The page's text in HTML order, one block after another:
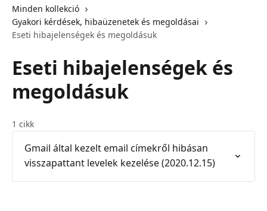
Minden kollekció
Gyakori kérdések, hibaüzenetek és megoldásai
Eseti hibajelenségek és megoldásuk
Eseti hibajelenségek és
megoldásuk
1 cikk
Gmail által kezelt email címekről hibásan
visszapattant levelek kezelése (2020.12.15)